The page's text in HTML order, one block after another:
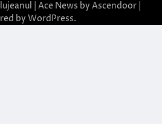
| Ace News by Ascendoor
by WordPress.